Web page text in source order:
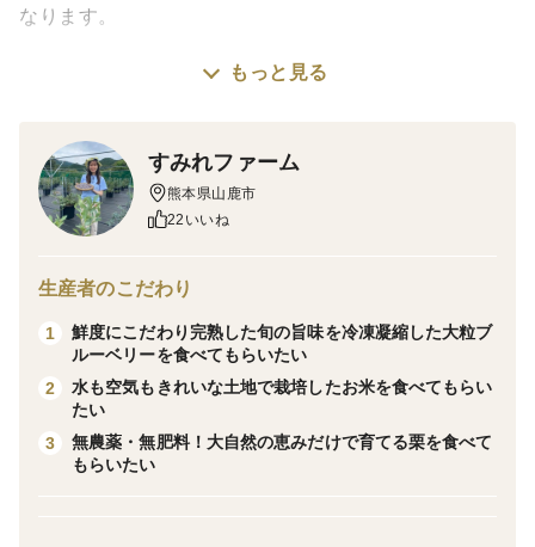
なります。
＜栽培・生産のこだわり＞
完全農薬未使用・肥料も一切使用しておりません。大自
熊本県山鹿市、西日本一の和栗の産地で栽培しておりま
す。九州山脈のすそ野で中山間地帯の寒暖差のある環境
と和栗の生育に適した大地で育てております。
もっと見る
すみれファーム
熊本県山鹿市
22いいね
生産者のこだわり
1
鮮度にこだわり完熟した旬の旨味を冷凍凝縮した大粒ブ
ルーベリーを食べてもらいたい
2
水も空気もきれいな土地で栽培したお米を食べてもらい
たい
3
無農薬・無肥料！大自然の恵みだけで育てる栗を食べて
もらいたい